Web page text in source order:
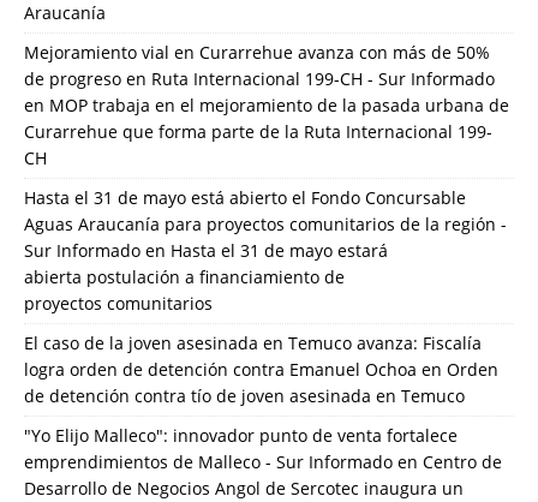
Araucanía
Mejoramiento vial en Curarrehue avanza con más de 50%
de progreso en Ruta Internacional 199-CH - Sur Informado
en MOP trabaja en el mejoramiento de la pasada urbana de
Curarrehue que forma parte de la Ruta Internacional 199-
CH
Hasta el 31 de mayo está abierto el Fondo Concursable
Aguas Araucanía para proyectos comunitarios de la región -
Sur Informado en Hasta el 31 de mayo estará
abierta postulación a financiamiento de
proyectos comunitarios
El caso de la joven asesinada en Temuco avanza: Fiscalía
logra orden de detención contra Emanuel Ochoa en Orden
de detención contra tío de joven asesinada en Temuco
"Yo Elijo Malleco": innovador punto de venta fortalece
emprendimientos de Malleco - Sur Informado en Centro de
Desarrollo de Negocios Angol de Sercotec inaugura un